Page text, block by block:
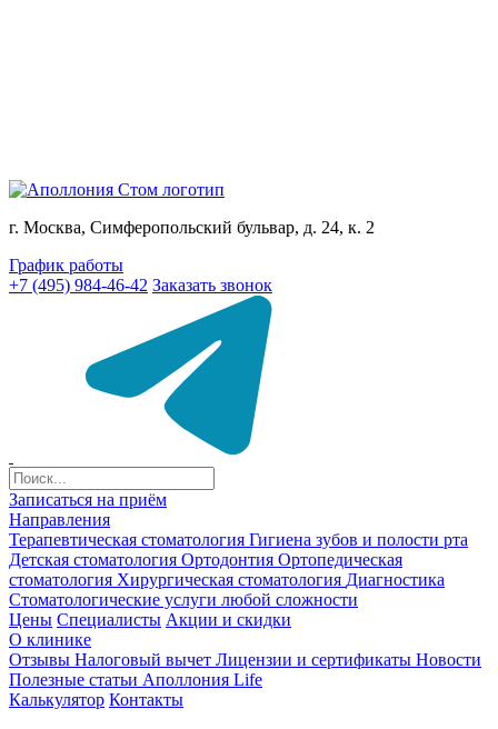
г. Москва, Симферопольский бульвар, д. 24, к. 2
График работы
+7 (495) 984-46-42 Заказать звонок
Записаться на приём
Направления
Терапевтическая стоматология Гигиена зубов и полости рта
Детская стоматология Ортодонтия Ортопедическая
стоматология Хирургическая стоматология Диагностика
Стоматологические услуги любой сложности
Цены Специалисты Акции и скидки
О клинике
Отзывы Налоговый вычет Лицензии и сертификаты Новости
Полезные статьи Аполлония Life
Калькулятор Контакты